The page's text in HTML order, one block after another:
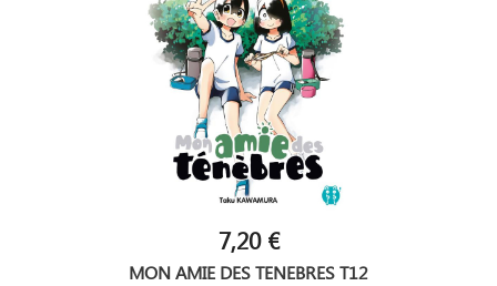
7,20 €
MON AMIE DES TENEBRES T12